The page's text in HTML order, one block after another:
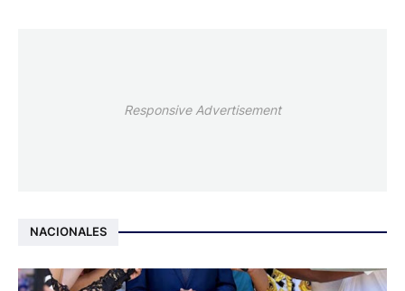
Responsive Advertisement
NACIONALES